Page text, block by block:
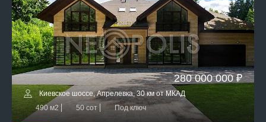
280 000 000 ₽
Киевское шоссе, Апрелевка, 30 км от МКАД
490 м2
50 сот Под ключ